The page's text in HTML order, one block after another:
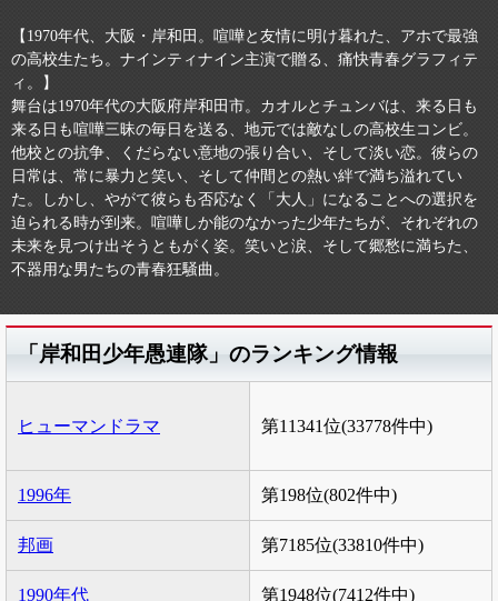
【1970年代、大阪・岸和田。喧嘩と友情に明け暮れた、アホで最強
の高校生たち。ナインティナイン主演で贈る、痛快青春グラフィテ
ィ。】
舞台は1970年代の大阪府岸和田市。カオルとチュンバは、来る日も
来る日も喧嘩三昧の毎日を送る、地元では敵なしの高校生コンビ。
他校との抗争、くだらない意地の張り合い、そして淡い恋。彼らの
日常は、常に暴力と笑い、そして仲間との熱い絆で満ち溢れてい
た。しかし、やがて彼らも否応なく「大人」になることへの選択を
迫られる時が到来。喧嘩しか能のなかった少年たちが、それぞれの
未来を見つけ出そうともがく姿。笑いと涙、そして郷愁に満ちた、
不器用な男たちの青春狂騒曲。
「岸和田少年愚連隊」のランキング情報
ヒューマンドラマ 第11341位(33778件中)
1996年 第198位(802件中)
邦画 第7185位(33810件中)
1990年代 第1948位(7412件中)